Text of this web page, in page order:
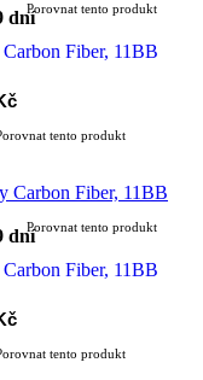
dníPorovnat tento produkt
Fiber, 11BB
tento produkt
dníPorovnat tento produkt
Fiber, 11BB
tento produkt